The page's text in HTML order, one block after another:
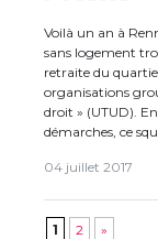
Voilà un an à
sans logement
retraite du
organisations
droit » (UTUD).
démarches, ce
04 juillet 2017
1 2 »